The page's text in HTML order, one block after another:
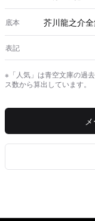
底本 芥川龍之介
表記
※「人気」は青空文庫の過
ス数から算出しています。